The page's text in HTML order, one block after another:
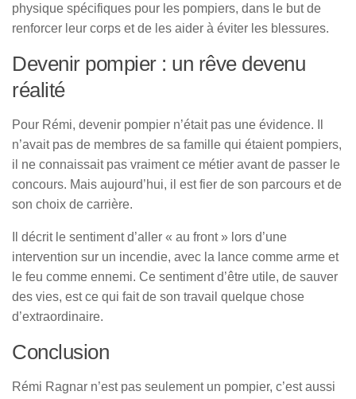
physique spécifiques pour les pompiers, dans le but de
renforcer leur corps et de les aider à éviter les blessures.
Devenir pompier : un rêve devenu
réalité
Pour Rémi, devenir pompier n’était pas une évidence. Il
n’avait pas de membres de sa famille qui étaient pompiers,
il ne connaissait pas vraiment ce métier avant de passer le
concours. Mais aujourd’hui, il est fier de son parcours et de
son choix de carrière.
Il décrit le sentiment d’aller « au front » lors d’une
intervention sur un incendie, avec la lance comme arme et
le feu comme ennemi. Ce sentiment d’être utile, de sauver
des vies, est ce qui fait de son travail quelque chose
d’extraordinaire.
Conclusion
Rémi Ragnar n’est pas seulement un pompier, c’est aussi